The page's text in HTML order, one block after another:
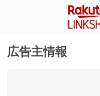
広告主情報